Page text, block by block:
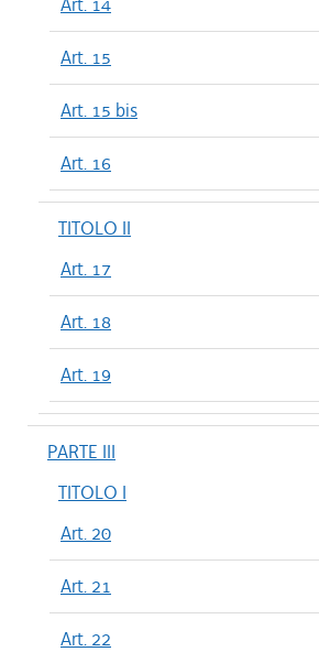
Art. 15
Art. 15 bis
Art. 16
TITOLO II
Art. 17
Art. 18
Art. 19
PARTE III
TITOLO I
Art. 20
Art. 21
Art. 22